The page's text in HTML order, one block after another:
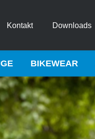
Kontakt Downloads
BIKEWEAR